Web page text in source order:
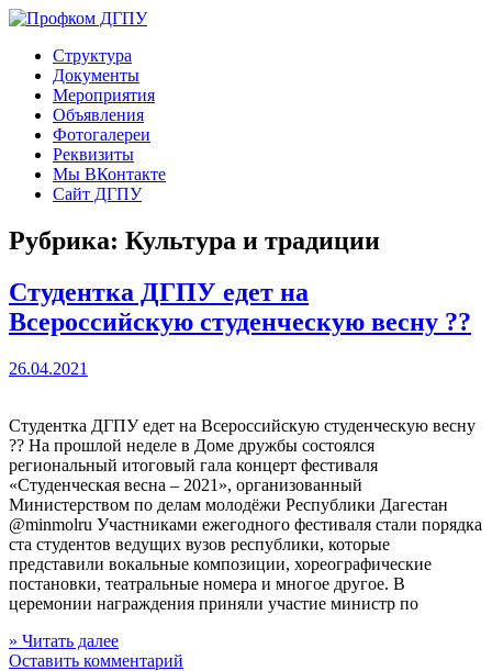
Перейти
содержимому
Профком ДГПУ
Официальный сайт профсоюзной организации
Структура
Документы
Мероприятия
Объявления
Фотогалереи
Реквизиты
Мы ВКонтакте
Сайт ДГПУ
Рубрика: Культура и традиции
Студентка ДГПУ едет на
Всероссийскую студенческую весну ??
26.04.2021
Студентка ДГПУ едет на Всероссийскую студенческую весну
?? На прошлой неделе в Доме дружбы состоялся
региональный итоговый гала концерт фестиваля
«Студенческая весна – 2021», организованный
Министерством по делам молодёжи Республики Дагестан
@minmolru Участниками ежегодного фестиваля стали порядка
ста студентов ведущих вузов республики, которые
представили вокальные композиции, хореографические
постановки, театральные номера и многое другое. В
церемонии награждения приняли участие министр по
» Читать далее
Оставить комментарий